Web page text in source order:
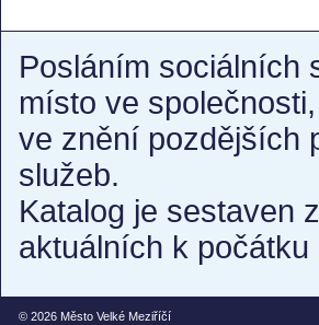
Posláním sociálních
místo ve
ve znění pozdějších
služeb.
Katalog je sestaven
aktuálních k počátku
© 2026 Město Velké Meziříčí